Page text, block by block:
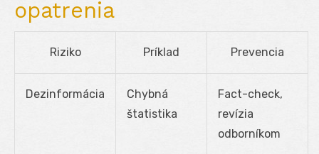
opatrenia
Riziko Príklad Prevencia
Dezinformácia
Chybná
štatistika
Fact-check,
revízia
odborníkom